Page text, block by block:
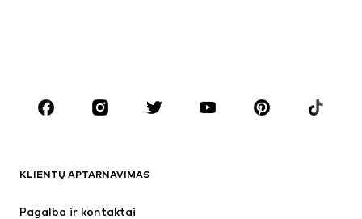
Aksesuarai
Premium
Naujienos
KLIENTŲ APTARNAVIMAS
Pagalba ir kontaktai